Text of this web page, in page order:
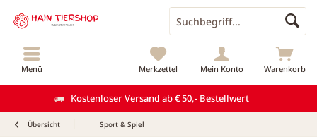
Kostenloser Versand ab € 50,- Bestellwert
Menü Warenkorb
Merkzettel Mein Konto
Übersicht Sport & Spiel